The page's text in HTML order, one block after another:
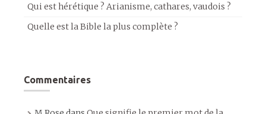
Qui est hérétique ? Arianisme, cathares, vaudois ?
Quelle est la Bible la plus complète ?
Commentaires